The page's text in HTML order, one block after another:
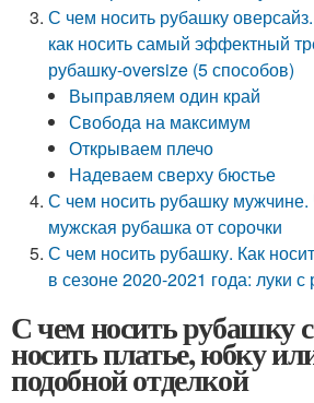
С чем носить рубашку
как носить самый эффектный
рубашку-oversize (5 способов)
Выправляем один край
Свобода на максимум
Открываем плечо
Надеваем сверху бюстье
С чем носить рубашку мужчине.
мужская рубашка от сорочки
С чем носить рубашку. Как
в сезоне 2020-2021 года: луки
С чем носить рубашку
носить платье, юбку
подобной отделкой